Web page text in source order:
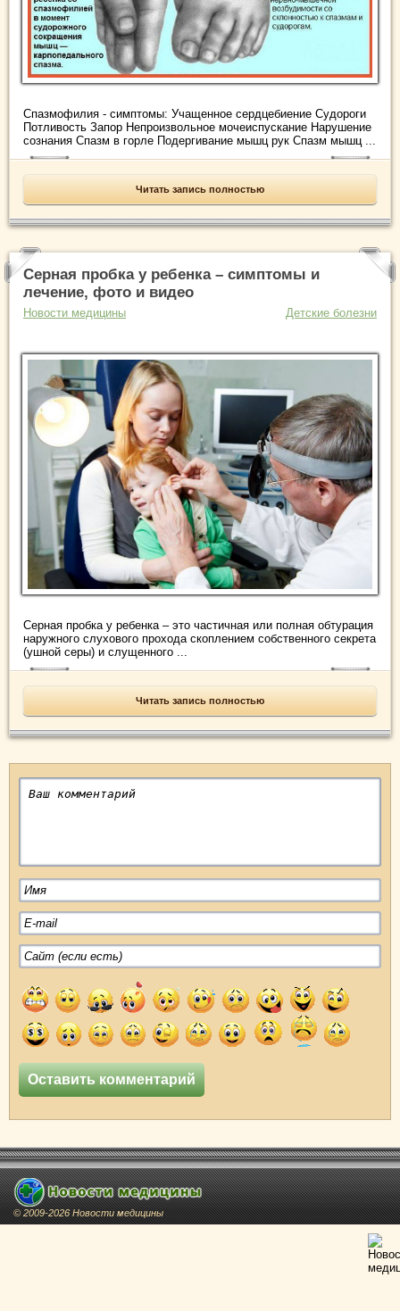
Спазмофилия - симптомы: Учащенное сердцебиение Судороги
Потливость Запор Непроизвольное мочеиспускание Нарушение
сознания Спазм в горле Подергивание мышц рук Спазм мышц ...
Читать запись полностью
Серная пробка у ребенка – симптомы и
лечение, фото и видео
Новости медицины Детские болезни
Серная пробка у ребенка – это частичная или полная обтурация
наружного слухового прохода скоплением собственного секрета
(ушной серы) и слущенного ...
Читать запись полностью
© 2009-2026 Новости медицины